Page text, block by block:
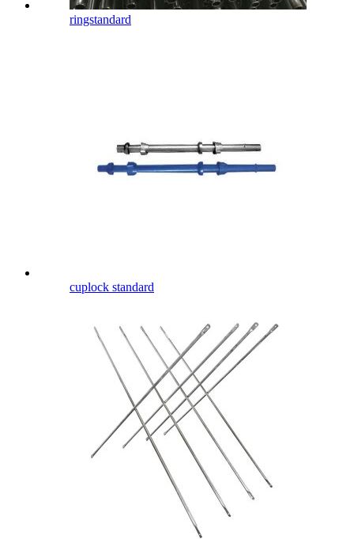
ringstandard
cuplock standard